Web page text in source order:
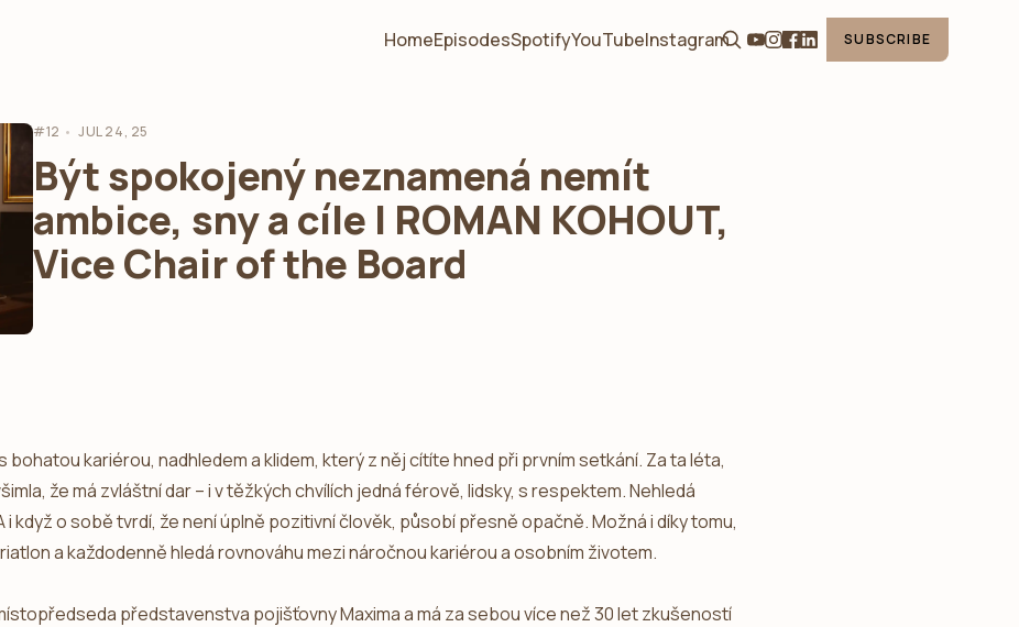
HomeEpisodesSpotifyYouTubeInstagram SUBSCRIBE
#12 JUL 24, 25
Být spokojený neznamená nemít
ambice, sny a cíle | ROMAN KOHOUT,
Vice Chair of the Board
bohatou kariérou, nadhledem a klidem, který z něj cítíte hned při prvním setkání. Za ta léta,
že má zvláštní dar – i v těžkých chvílích jedná férově, lidsky, s respektem. Nehledá
i když o sobě tvrdí, že není úplně pozitivní člověk, působí přesně opačně. Možná i díky tomu,
a každodenně hledá rovnováhu mezi náročnou kariérou a osobním životem.
představenstva pojišťovny Maxima a má za sebou více než 30 let zkušeností